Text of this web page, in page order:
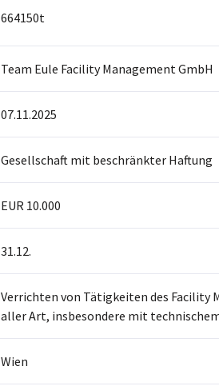
664150t
Team Eule Facility Management GmbH
07.11.2025
Gesellschaft mit beschränkter Haftung
EUR 10.000
31.12.
Verrichten von Tätigkeiten des Facility
aller Art, insbesondere mit
Wien